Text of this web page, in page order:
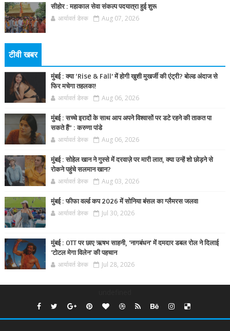
सीहोर : महाकाल सेवा संकल्प पदयात्रा हुई शुरू
आर्यावर्त डेस्क Aug 07, 2026
टीवी खबर
मुंबई : क्या ‘Rise & Fall’ में होगी खुशी मुखर्जी की एंट्री? बोल्ड अंदाज से
फिर मचेगा तहलका!
आर्यावर्त डेस्क Aug 06, 2026
मुंबई : सच्चे इरादों के साथ आप अपने विश्वासों पर डटे रहने की ताकत पा
सकते हैं” : करुणा पांडे
आर्यावर्त डेस्क Aug 06, 2026
मुंबई : सोहेल खान ने गुस्से में दरवाज़े पर मारी लात, क्या उन्हें शो छोड़ने से
रोकने पहुंचे सलमान खान?
आर्यावर्त डेस्क Aug 03, 2026
मुंबई : फीफा वर्ल्ड कप 2026 में सोनिया बंसल का ग्लैमरस जलवा
आर्यावर्त डेस्क Jul 30, 2026
मुंबई : OTT पर छाए ऋषभ साहनी, 'नागबंधन' में दमदार डबल रोल ने दिलाई
'टोटल मेगा विलेन' की पहचान
आर्यावर्त डेस्क Jul 28, 2026